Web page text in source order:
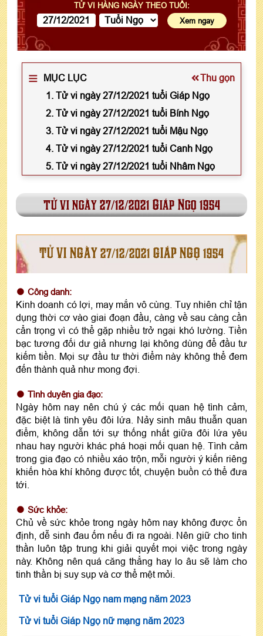
TỬ VI HÀNG NGÀY THEO TUỔI:
MỤC LỤC
Thu gọn
1. Tử vi ngày 27/12/2021 tuổi Giáp Ngọ
2. Tử vi ngày 27/12/2021 tuổi Bính Ngọ
3. Tử vi ngày 27/12/2021 tuổi Mậu Ngọ
4. Tử vi ngày 27/12/2021 tuổi Canh Ngọ
5. Tử vi ngày 27/12/2021 tuổi Nhâm Ngọ
tử vi ngày 27/12/2021 Giáp Ngọ 1954
TỬ VI NGÀY 27/12/2021 GIÁP NGỌ 1954
Công danh:
Kinh doanh có lợi, may mắn vô cùng. Tuy nhiên chỉ tận
dụng thời cơ vào giai đoạn đầu, càng về sau càng cần
cẩn trọng vì có thể gặp nhiều trở ngại khó lường. Tiền
bạc tương đối dư giả nhưng lại không dùng để đầu tư
kiếm tiền. Mọi sự đầu tư thời điểm này không thể đem
đến thành quả như mong đợi.
Tình duyên gia đạo:
Ngày hôm nay nên chú ý các mối quan hệ tình cảm,
đặc biệt là tình yêu đôi lứa. Nảy sinh mâu thuẫn quan
điểm, không dẫn tới sự thống nhất giữa đôi lứa yêu
nhau hay người khác phá hoại mối quan hệ. Tình cảm
trong gia đạo có nhiều xáo trộn, mỗi người ý kiến riêng
khiến hòa khí không được tốt, chuyện buồn có thể đưa
tới.
Sức khỏe:
Chủ về sức khỏe trong ngày hôm nay không được ổn
định, dễ sinh đau ốm nếu đi ra ngoài. Nên giữ cho tinh
thần luôn tập trung khi giải quyết mọi việc trong ngày
này. Không nên quá căng thẳng hay lo âu sẽ làm cho
tinh thần bị suy sụp và cơ thể mệt mỏi.
Tử vi tuổi Giáp Ngọ nam mạng năm 2023
Tử vi tuổi Giáp Ngọ nữ mạng năm 2023